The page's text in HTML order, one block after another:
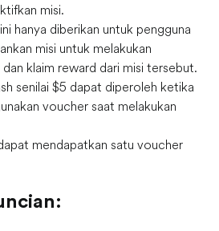
misi.
hanya diberikan untuk pengguna
misi untuk melakukan
klaim reward dari misi tersebut.
senilai $5 dapat diperoleh ketika
voucher saat melakukan
mendapatkan satu voucher